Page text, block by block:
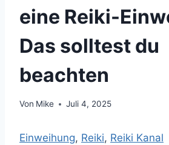
eine Reiki-
Das solltest du
beachten
Von Mike Juli 4, 2025
Einweihung, Reiki, Reiki Kanal